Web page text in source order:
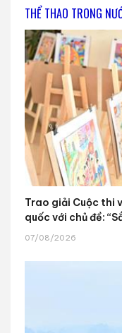
THỂ THAO TRONG
Trao giải Cuộc thi
quốc với chủ đề:
07/08/2026